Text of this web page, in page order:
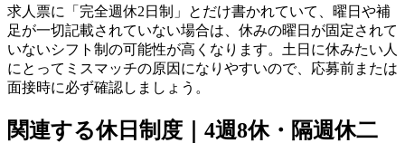
求人票に「完全週休2日制」とだけ書かれていて、曜日や補
足が一切記載されていない場合は、休みの曜日が固定されて
いないシフト制の可能性が高くなります。土日に休みたい人
にとってミスマッチの原因になりやすいので、応募前または
面接時に必ず確認しましょう。
関連する休日制度｜4週8休・隔週休二